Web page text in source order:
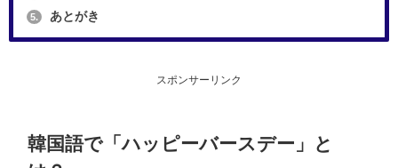
5. あとがき
スポンサーリンク
韓国語で「ハッピーバースデー」と